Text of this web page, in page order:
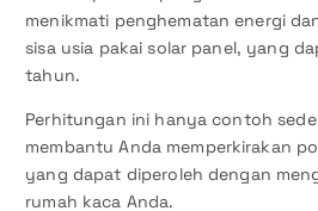
menikmati penghematan energi
sisa usia pakai solar panel, yang
tahun.
Perhitungan ini hanya contoh
membantu Anda memperkirakan
yang dapat diperoleh dengan
rumah kaca Anda.